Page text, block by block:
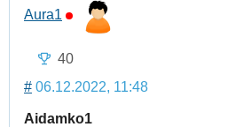
Aura1
40
# 06.12.2022, 11:48
Aidamko1